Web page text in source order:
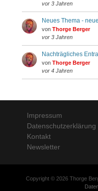
vor 3 Jahren
Neues Thema -
von Thorge Berger
vor 3 Jahren
Nachträgliches
von Thorge Berger
vor 4 Jahren
Impressum
Datenschutzerklärung
Kontakt
Newsletter
Copyright © 2026 Thorge